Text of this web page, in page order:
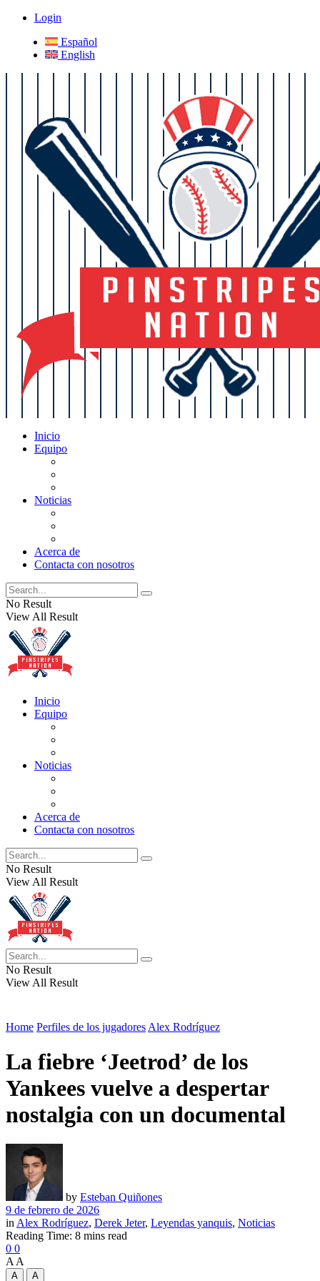
Login
Español
English
Inicio
Equipo
Noticias
Acerca de
Contacta con nosotros
No Result
View All Result
Inicio
Equipo
Noticias
Acerca de
Contacta con nosotros
No Result
View All Result
No Result
View All Result
Home Perfiles de los jugadores Alex Rodríguez
La fiebre ‘Jeetrod’ de los
Yankees vuelve a despertar
nostalgia con un documental
by Esteban Quiñones
9 de febrero de 2026
in Alex Rodríguez, Derek Jeter, Leyendas yanquis, Noticias
Reading Time: 8 mins read
0 0
A A
A
A